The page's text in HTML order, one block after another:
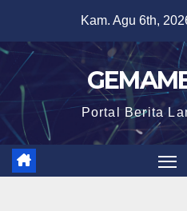
content
Kam. Agu 6th,
Portal Berita